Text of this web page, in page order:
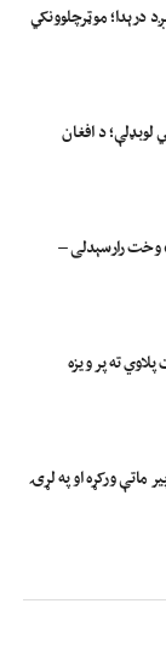
درېدا؛ موټرچلوونکي
لوبډلې؛ د افغان
وخت رارسېدلی –
ته پر ویزه
د ۹۲ منډو پر توپیر ماتې ورکړه او په لړۍ